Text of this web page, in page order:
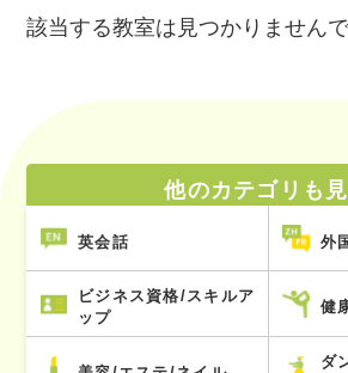
該当する教室は見つかりませんで
他のカテゴリも
英会話 外
ビジネス資格/スキルア
ップ
健
ダ